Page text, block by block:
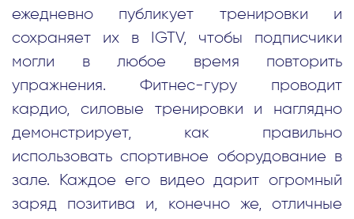
ежедневно публикует тренировки и
сохраняет их в IGTV, чтобы подписчики
могли в любое время повторить
упражнения. Фитнес-гуру проводит
кардио, силовые тренировки и наглядно
демонстрирует, как правильно
использовать спортивное оборудование в
зале. Каждое его видео дарит огромный
заряд позитива и, конечно же, отличные